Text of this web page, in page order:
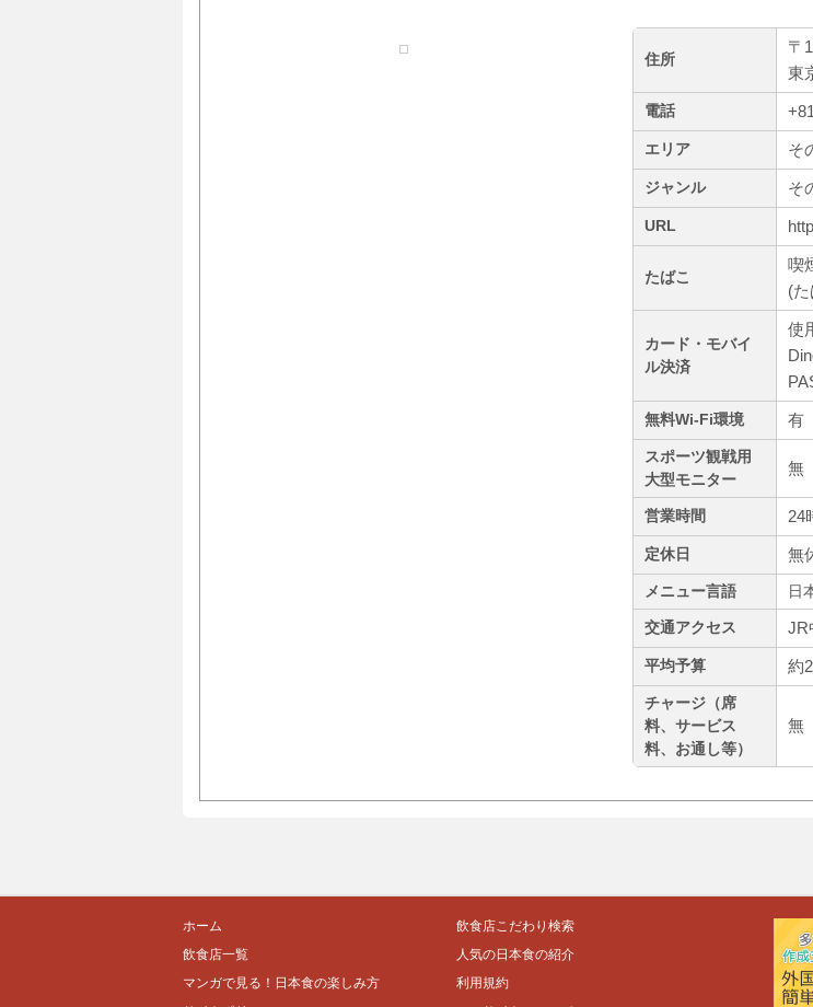
住所
〒
東
電話
エリア そ
ジャンル そ
URL
たばこ
喫
(
カード・モバイ
ル決済
使
無料Wi-Fi環境 有
スポーツ観戦用
大型モニター
無
営業時間 24
定休日 無
メニュー言語 日
交通アクセス JR
平均予算 約
チャージ（席
料、サービス
料、お通し等）
無
ホーム
飲食店こだわり検索
飲食店一覧
人気の日本食の紹介
マンガで見る！日本食の楽しみ方
利用規約